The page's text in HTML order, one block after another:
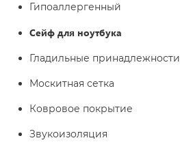
Гипоаллергенный
Сейф для ноутбука
Гладильные принадлежности
Москитная сетка
Ковровое покрытие
Звукоизоляция